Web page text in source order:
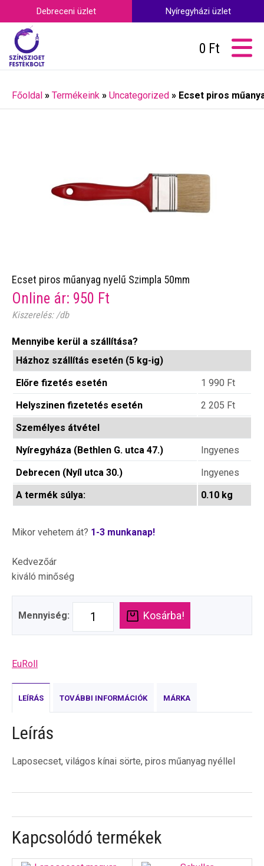
Debreceni üzlet Nyíregyházi üzlet
0 Ft
Főoldal » Termékeink » Uncategorized » Ecset piros
Ecset piros műanyag nyelű Szimpla 50mm
Online ár: 950 Ft
Kiszerelés: /db
Mennyibe kerül a szállítása?
Házhoz szállítás esetén (5 kg-ig)
Előre fizetés esetén
1 990 Ft
Helyszinen fizetetés esetén
2 205 Ft
Személyes átvétel
Nyíregyháza (Bethlen G. utca 47.)
Ingyenes
Debrecen (Nyíl utca 30.)
Ingyenes
A termék súlya:
0.10 kg
Mikor vehetem át? 1-3 munkanap!
Kedvezőár
kiváló minőség
Mennyiség: Kosárba!
EuRoll
LEÍRÁS TOVÁBBI INFORMÁCIÓK MÁRKA
Leírás
Laposecset, világos kínai sörte, piros műanyag nyéllel
Kapcsolódó termékek